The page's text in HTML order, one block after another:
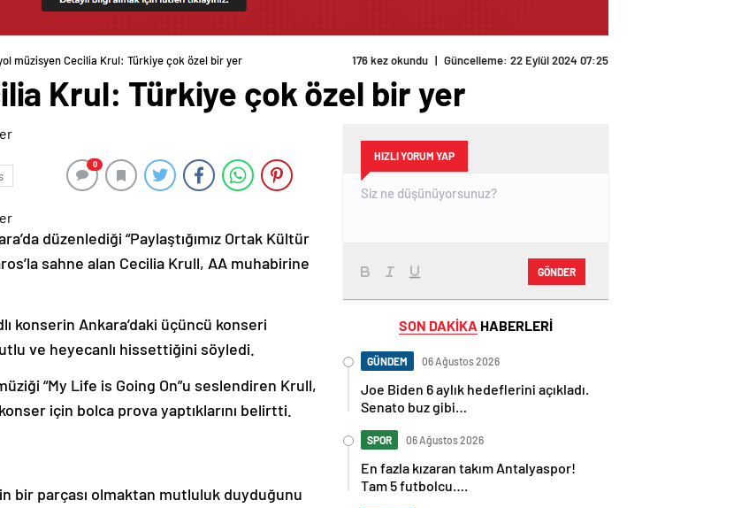
müzisyen Cecilia Krul: Türkiye çok özel bir yer 176 kez okundu | Güncelleme: 22 Eylül 2024 07:25
Krul: Türkiye çok özel bir yer
0
düzenlediği “Paylaştığımız Ortak Kültür
sahne alan Cecilia Krull, AA muhabirine
konserin Ankara’daki üçüncü konseri
ve heyecanlı hissettiğini söyledi.
“My Life is Going On”u seslendiren Krull,
için bolca prova yaptıklarını belirtti.
bir parçası olmaktan mutluluk duyduğunu
HIZLI YORUM YAP
GÖNDER
SON DAKİKA HABERLERİ
GÜNDEM 06 Ağustos 2026
Joe Biden 6 aylık hedeflerini açıkladı.
Senato buz gibi…
SPOR 06 Ağustos 2026
En fazla kızaran takım Antalyaspor!
Tam 5 futbolcu….